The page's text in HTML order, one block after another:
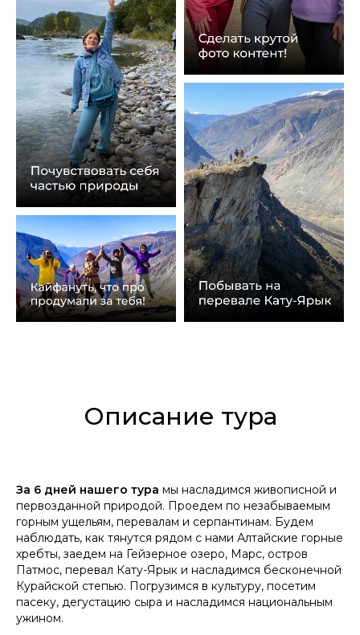
Описание тура
За 6 дней нашего тура мы насладимся живописной и
первозданной природой. Проедем по незабываемым
горным ущельям, перевалам и серпантинам. Будем
наблюдать, как тянутся рядом с нами Алтайские горные
хребты, заедем на Гейзерное озеро, Марс, остров
Патмос, перевал Кату-Ярык и насладимся бесконечной
Курайской степью. Погрузимся в культуру, посетим
пасеку, дегустацию сыра и насладимся национальным
ужином.